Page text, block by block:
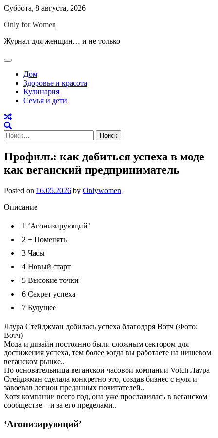
Skip
content
Суббота, 8 августа, 2026
Only for Women
Журнал для женщин… и не только
Дом
Здоровье и красота
Кулинария
Семья и дети
Найти:
Профиль: как добиться успеха в моде
как веганский предприниматель
Posted on 16.05.2026 by Onlywomen
Описание
1 ‘Агонизирующий’
2 + Поменять
3 Часы
4 Новый старт
5 Высокие точки
6 Секрет успеха
7 Будущее
Лаура Стейджман добилась успеха благодаря Вотч (Фото:
Вотч)
Мода и дизайн постоянно были сложным сектором для
достижения успеха, тем более когда вы работаете на нишевом
веганском рынке..
Но основательница веганской часовой компании Votch Лаура
Стейджман сделала конкретно это, создав бизнес с нуля и
завоевав легион преданных почитателей..
Хотя компании всего год, она уже прославилась в веганском
сообществе – и за его пределами..
‘Агонизирующий’